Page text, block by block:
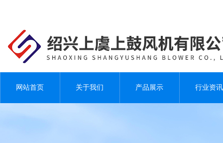
网站首页 关于我们 产品展示 行业资讯